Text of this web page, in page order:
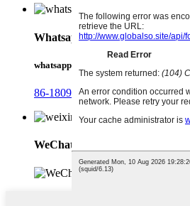
Whatsapp
whatsapp
86-18092321288
WeChat